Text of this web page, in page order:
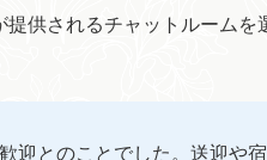
供されるチャットルームを
迎とのことでした。送迎や宿